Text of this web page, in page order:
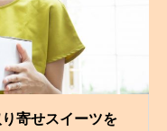
寄せスイーツを